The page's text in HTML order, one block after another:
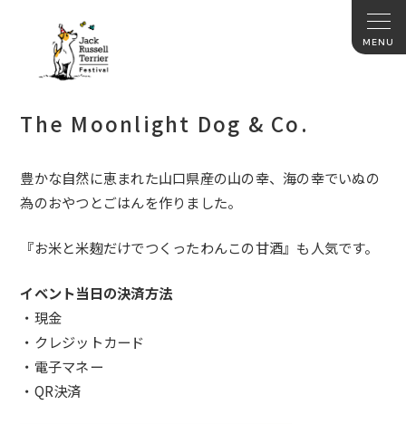
The Moonlight Dog & Co.
豊かな自然に恵まれた山口県産の山の幸、海の幸でいぬの
為のおやつとごはんを作りました。
『お米と米麹だけでつくったわんこの甘酒』も人気です。
イベント当日の決済方法
・現金
・クレジットカード
・電子マネー
・ QR決済